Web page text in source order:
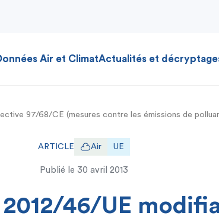
Air et ClimatActualités et
97/68/CE (mesures contre les émissions de
ARTICLE Air UE
Publié le 30 avril 2013
46/UE